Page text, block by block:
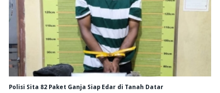
Polisi Sita 82 Paket Ganja Siap Edar di Tanah Datar